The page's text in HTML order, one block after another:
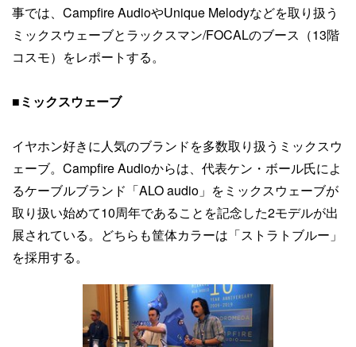
事では、Campfire AudioやUnique Melodyなどを取り扱う
ミックスウェーブとラックスマン/FOCALのブース（13階
コスモ）をレポートする。
■ミックスウェーブ
イヤホン好きに人気のブランドを多数取り扱うミックスウ
ェーブ。Campfire Audioからは、代表ケン・ボール氏によ
るケーブルブランド「ALO audio」をミックスウェーブが
取り扱い始めて10周年であることを記念した2モデルが出
展されている。どちらも筐体カラーは「ストラトブルー」
を採用する。